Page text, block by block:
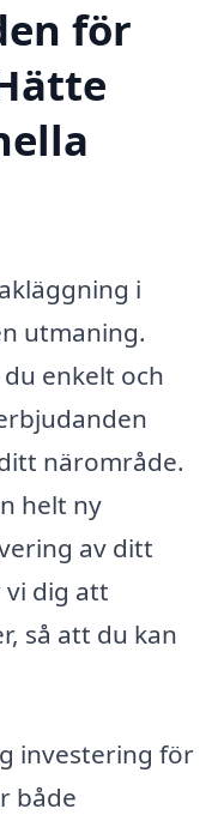
för
i
utmaning.
enkelt och
närområde.
helt ny
av ditt
vi dig att
så att du kan
investering för
både